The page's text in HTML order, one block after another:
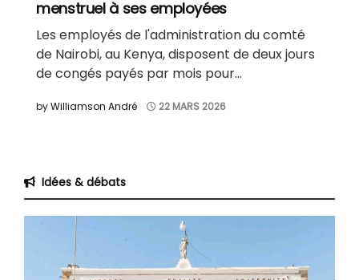
menstruel à ses employées
Les employés de l'administration du comté
de Nairobi, au Kenya, disposent de deux jours
de congés payés par mois pour...
byWilliamson André 22 MARS 2026
Idées & débats